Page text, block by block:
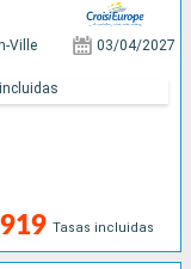
Ville 03/04/2027
Tasas incluidas